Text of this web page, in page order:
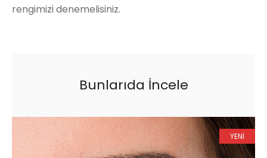
rengimizi denemelisiniz.
Bunlarıda İncele
YENİ